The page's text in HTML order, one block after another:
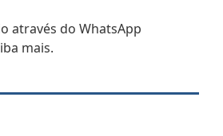
através do WhatsApp
mais.